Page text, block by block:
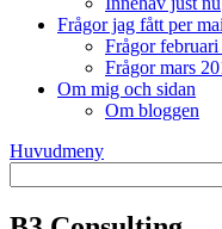
Frågor jag fått per
Frågor
Frågor mars
Om mig och sidan
Om bloggen
Huvudmeny